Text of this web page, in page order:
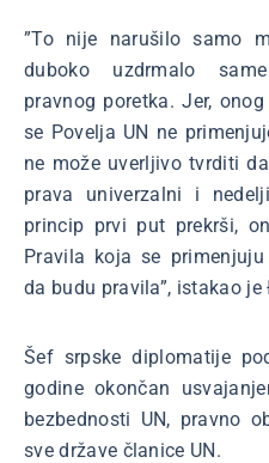
”To nije narušilo samo
duboko uzdrmalo
pravnog poretka. Jer,
se Povelja UN ne
ne može uverljivo tvrditi
prava univerzalni i
princip prvi put prekrši,
Pravila koja se
da budu pravila”, istakao je
Šef srpske diplomatije
godine okončan
bezbednosti UN, pravno
sve države članice UN.